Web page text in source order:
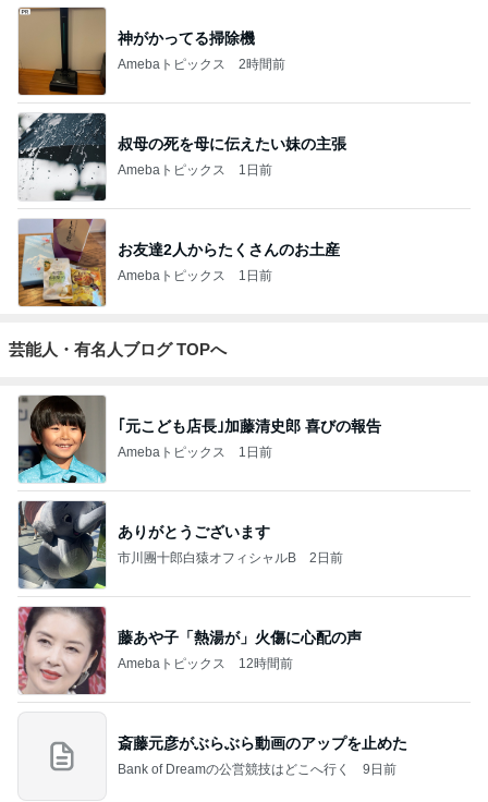
神がかってる掃除機
Amebaトピックス 2時間前
叔母の死を母に伝えたい妹の主張
Amebaトピックス 1日前
お友達2人からたくさんのお土産
Amebaトピックス 1日前
芸能人・有名人ブログ TOPへ
｢元こども店長｣加藤清史郎 喜びの報告
Amebaトピックス 1日前
ありがとうございます
市川團十郎白猿オフィシャルB 2日前
藤あや子「熱湯が」火傷に心配の声
Amebaトピックス 12時間前
斎藤元彦がぶらぶら動画のアップを止めた
Bank of Dreamの公営競技はどこへ行く 9日前